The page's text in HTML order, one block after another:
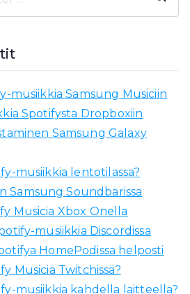
musiikkia Samsung Musiciin
Spotifysta Dropboxiin
Samsung Galaxy
musiikkia lentotilassa?
Samsung Soundbarissa
Musicia Xbox Onella
musiikkia Discordissa
HomePodissa helposti
Musicia Twitchissä?
musiikkia kahdella laitteella?